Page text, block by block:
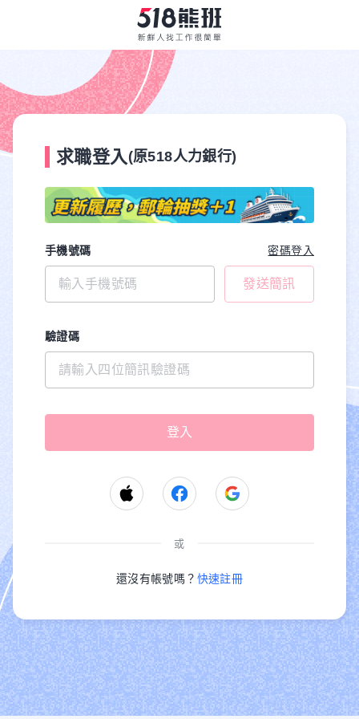
求職登入 (原518人力銀行)
手機號碼 密碼登入
發送簡訊
驗證碼
或
還沒有帳號嗎？ 快速註冊